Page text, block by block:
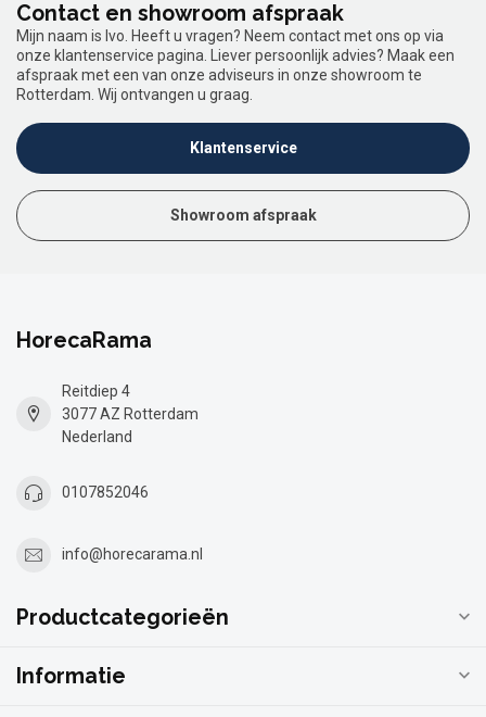
Contact en showroom afspraak
Mijn naam is Ivo. Heeft u vragen? Neem contact met ons op via
onze klantenservice pagina. Liever persoonlijk advies? Maak een
afspraak met een van onze adviseurs in onze showroom te
Rotterdam. Wij ontvangen u graag.
Klantenservice
Showroom afspraak
HorecaRama
Reitdiep 4
3077 AZ Rotterdam
Nederland
0107852046
info@horecarama.nl
Productcategorieën
Informatie